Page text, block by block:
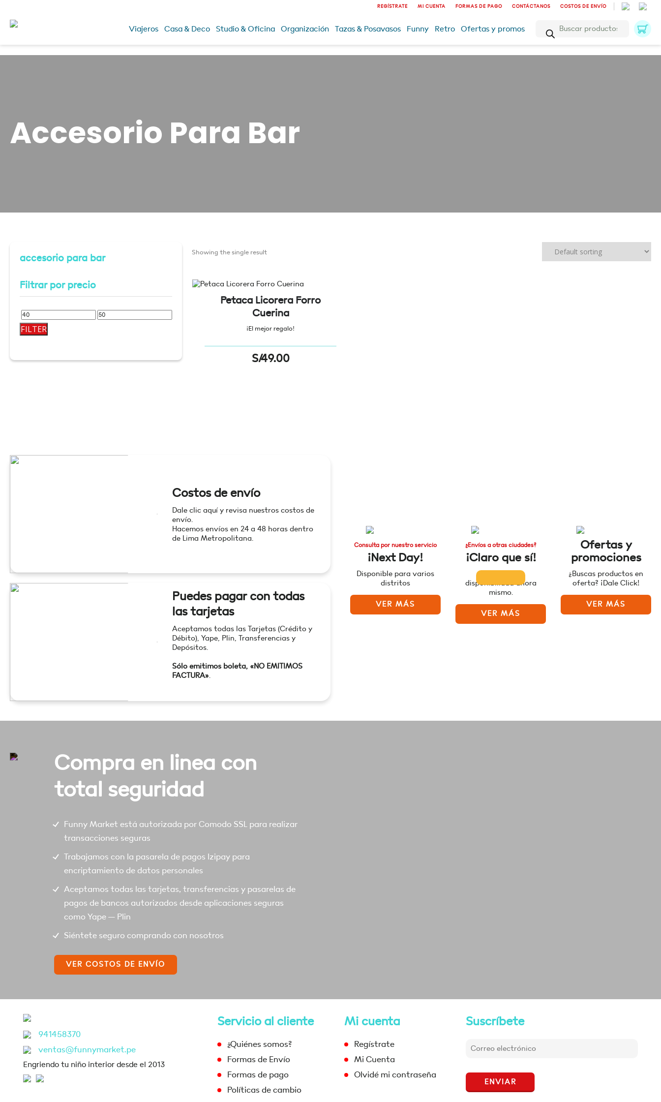
REGÍSTRATE MI CUENTA FORMAS DE PAGO CONTÁCTANOS COSTOS DE ENVÍO
Viajeros Casa & Deco Studio & Oficina Organización Tazas & Posavasos Funny Retro Ofertas y promos
Búsqueda
productos
Accesorio Para Bar
accesorio para bar
Filtrar por precio
Min
price
Max
FILTER
Showing the single result
Petaca Licorera Forro
Cuerina
¡El mejor regalo!
S/49.00
Costos de envío
Dale clic aquí y revisa nuestros costos de
envío.
Hacemos envíos en 24 a 48 horas dentro
de Lima Metropolitana.
Puedes pagar con todas
las tarjetas
Aceptamos todas las Tarjetas (Crédito y
Débito), Yape, Plin, Transferencias y
Depósitos.
Sólo emitimos boleta, «NO EMITIMOS
FACTURA».
Consulta por nuestro servicio
¡Next Day!
Disponible para varios
distritos
VER MÁS
¿Envíos a otras ciudades?
¡Claro que sí!
disponibilidad ahora
mismo.
VER MÁS
Ofertas y
promociones
¿Buscas productos en
oferta? ¡Dale Click!
VER MÁS
Compra en linea con
total seguridad
Funny Market está autorizada por Comodo SSL para realizar
transacciones seguras
Trabajamos con la pasarela de pagos Izipay para
encriptamiento de datos personales
Aceptamos todas las tarjetas, transferencias y pasarelas de
pagos de bancos autorizados desde aplicaciones seguras
como Yape – Plin
Siéntete seguro comprando con nosotros
VER COSTOS DE ENVÍO
941458370
ventas@funnymarket.pe
Engriendo tu niño interior desde el 2013
Servicio al cliente
¿Quiénes somos?
Formas de Envío
Formas de pago
Políticas de cambio
Mi cuenta
Regístrate
Mi Cuenta
Olvidé mi contraseña
Suscríbete
ENVIAR